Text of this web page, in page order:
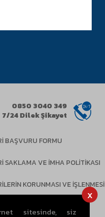
sitesinde, siz
x
0850 3040 349
7/24 Dilek Şikayet
BAŞVURU FORMU
SAKLAMA VE İMHA POLİTİKASI
KORUNMASI VE